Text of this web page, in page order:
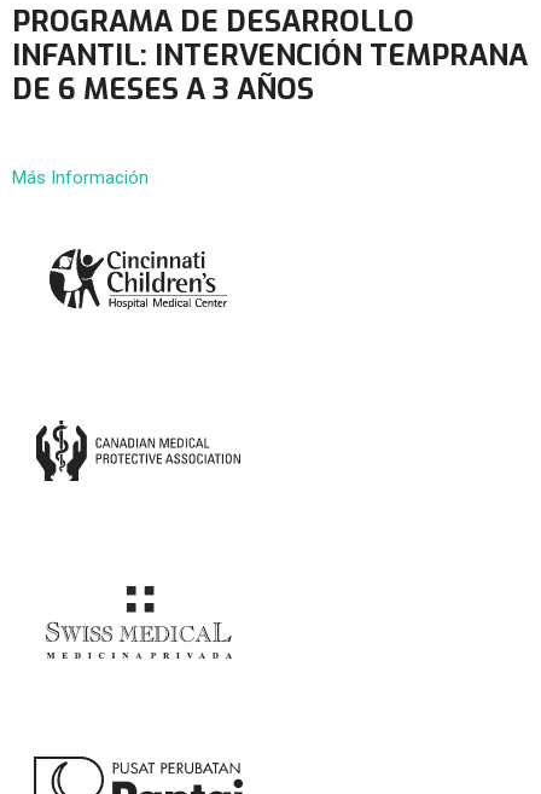
PROGRAMA DE DESARROLLO
INFANTIL: INTERVENCIÓN TEMPRANA
DE 6 MESES A 3 AÑOS
Más Información